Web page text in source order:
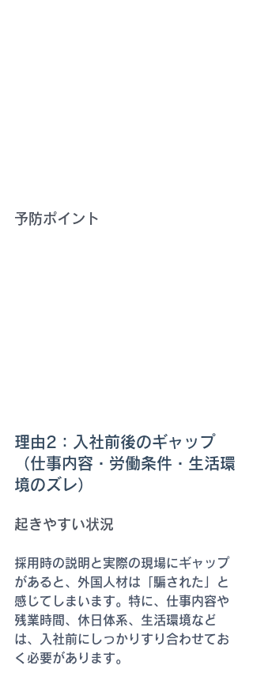
予防ポイント
理由2：入社前後のギャップ
（仕事内容・労働条件・生活環
境のズレ）
起きやすい状況
採用時の説明と実際の現場にギャップ
があると、外国人材は「騙された」と
感じてしまいます。特に、仕事内容や
残業時間、休日体系、生活環境など
は、入社前にしっかりすり合わせてお
く必要があります。